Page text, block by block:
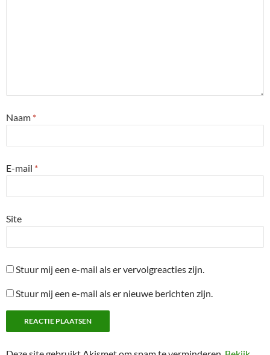
Naam *
E-mail *
Site
Stuur mij een e-mail als er vervolgreacties zijn.
Stuur mij een e-mail als er nieuwe berichten zijn.